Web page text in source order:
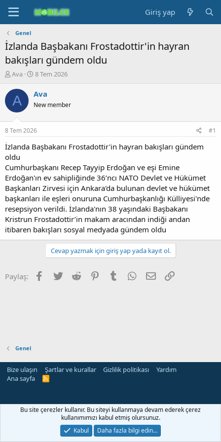
Giriş yap
Genel
İzlanda Başbakanı Frostadottir'in hayran
bakışları gündem oldu
K
n
b
u
u
b
a
l
a
t
a
n
Ava
B
ş
a
g
ı
ç
r
i
h
i
8 Tem 2026
A Ava
New member
8 Tem 2026 #1
İzlanda Başbakanı Frostadottir'in hayran bakışları gündem
oldu
Cumhurbaşkanı Recep Tayyip Erdoğan ve eşi Emine
Erdoğan'ın ev sahipliğinde 36’ncı NATO Devlet ve Hükümet
Başkanları Zirvesi için Ankara'da bulunan devlet ve hükümet
başkanları ile eşleri onuruna Cumhurbaşkanlığı Külliyesi'nde
resepsiyon verildi. İzlanda'nın 38 yaşındaki Başbakanı
Kristrun Frostadottir’in makam aracından indiği andan
itibaren bakışları sosyal medyada gündem oldu
Cevap yazmak için giriş yap yada kayıt ol.
Paylaş: Facebook
Twitter Reddit PinterestTumblr WhatsApp
E-posta
Genel
Bize ulaşın Şartlar ve kurallar Gizlilik politikası
Yardım
Ana sayfa
R
Bu site çerezler kullanır. Bu siteyi kullanmaya devam ederek çerez
kullanımımızı kabul etmiş olursunuz.
Kabul
Daha fazla bilgi edin…